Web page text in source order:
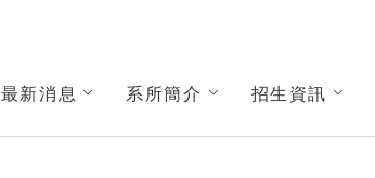
最新消息
系所簡介 招生資訊